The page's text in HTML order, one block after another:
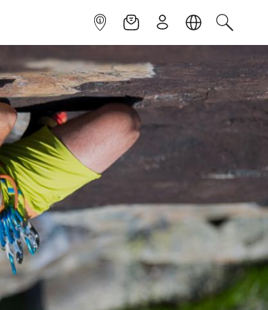
INFOPOINTNEWSLETTER
ISCRIVITILINGUACERCA